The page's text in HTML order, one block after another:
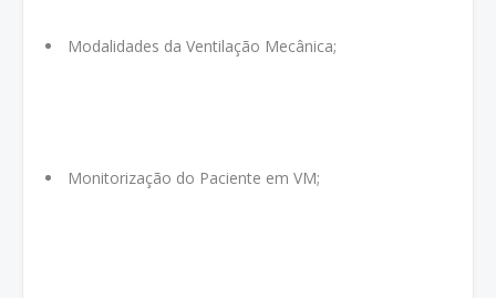
Modalidades da Ventilação Mecânica;
Monitorização do Paciente em VM;